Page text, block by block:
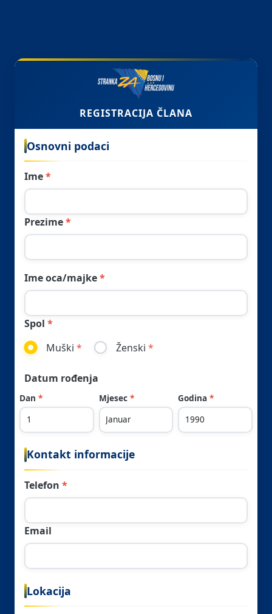
REGISTRACIJA ČLANA
Osnovni podaci
Ime
Prezime
Ime oca/majke
Spol
Muški
Ženski
Datum rođenja
Dan Mjesec Godina
Kontakt informacije
Telefon
Email
Lokacija